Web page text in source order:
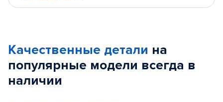
Качественные детали на
популярные модели всегда в
наличии